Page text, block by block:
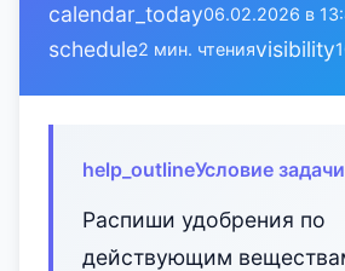
calendar_today06.02.2026 в
schedule2 мин. чтенияvisibility
help_outlineУсловие задачи
Распиши удобрения по
действующим